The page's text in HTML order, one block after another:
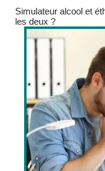
Simulateur alcool et
les deux ?